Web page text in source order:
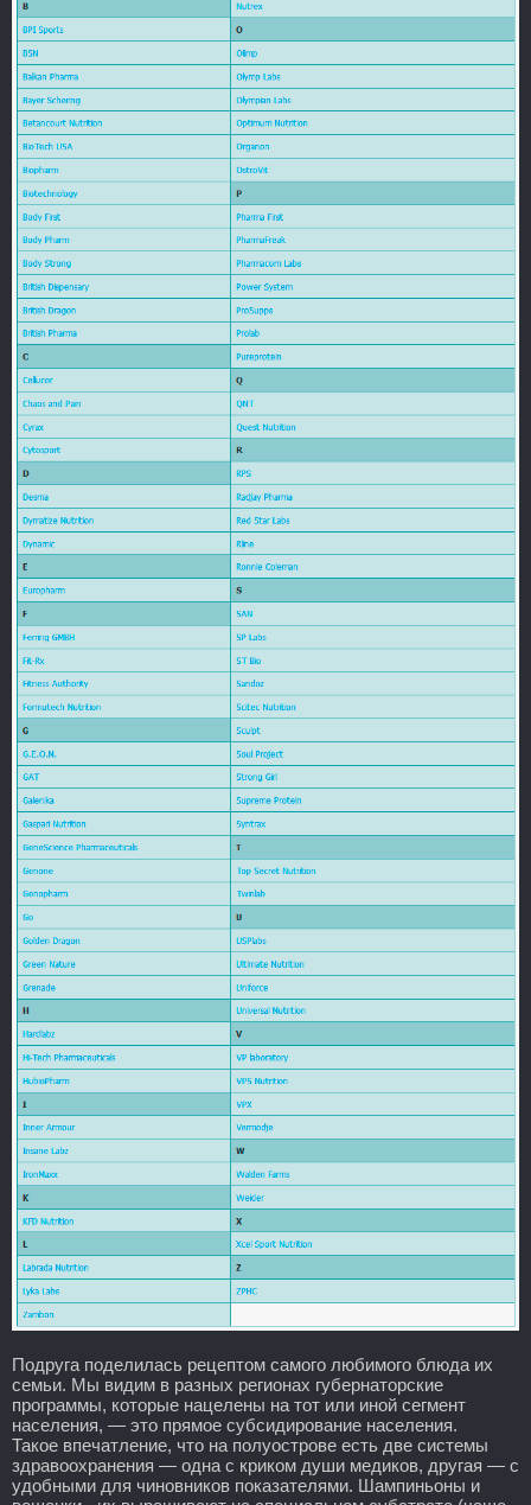
Подруга поделилась рецептом самого любимого блюда их
семьи. Мы видим в разных регионах губернаторские
программы, которые нацелены на тот или иной сегмент
населения, — это прямое субсидирование населения.
Такое впечатление, что на полуострове есть две системы
здравоохранения — одна с криком души медиков, другая — с
удобными для чиновников показателями. Шампиньоны и